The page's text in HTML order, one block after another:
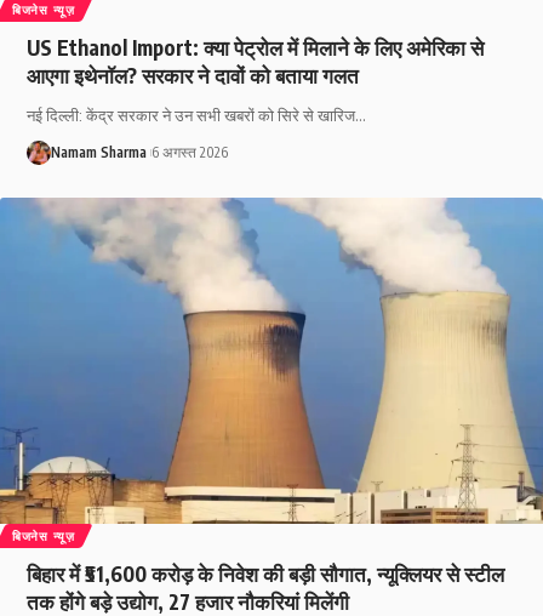
बिजनेस न्यूज़
US Ethanol Import: क्या पेट्रोल में मिलाने के लिए अमेरिका से
आएगा इथेनॉल? सरकार ने दावों को बताया गलत
नई दिल्ली: केंद्र सरकार ने उन सभी खबरों को सिरे से खारिज…
Namam Sharma 6 अगस्त 2026
बिजनेस न्यूज़
बिहार में ₹51,600 करोड़ के निवेश की बड़ी सौगात, न्यूक्लियर से स्टील
तक होंगे बड़े उद्योग, 27 हजार नौकरियां मिलेंगी